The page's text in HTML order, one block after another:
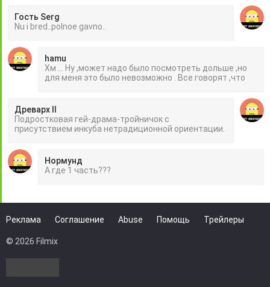
Гость Serg
Nu i bred..polnoe gavno..
hamu
Хм ... Ну ,может надо было посмотреть дольше ,но
для меня это было невозможно . Все говорят ,что
Древарх II
Подростковая гей-драма-тройничок с
присутствием инкуба нетрадиционной ориентации.
Нормунд
А где 1 часть???
Реклама Соглашение Abuse Помощь Трейлеры
© 2026 Filmix